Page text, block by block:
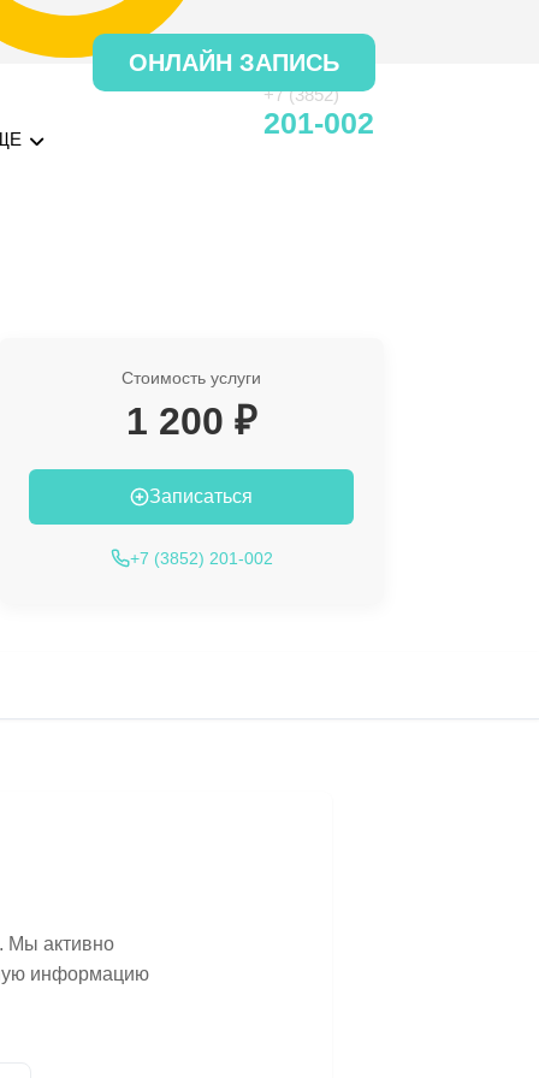
+7 (3852)
201-002
ОНЛАЙН ЗАПИСЬ
Стоимость услуги
1 200 ₽
Записаться
+7 (3852) 201-002
Мы активно
информацию